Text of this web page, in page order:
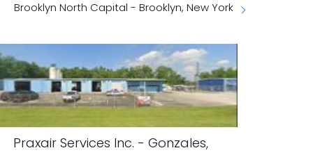
Brooklyn North Capital - Brooklyn, New York
Praxair Services Inc. - Gonzales,